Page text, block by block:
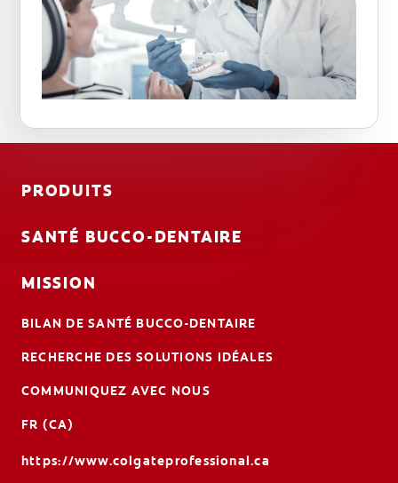
PRODUITS
SANTÉ BUCCO-DENTAIRE
MISSION
BILAN DE SANTÉ BUCCO-DENTAIRE
RECHERCHE DES SOLUTIONS IDÉALES
COMMUNIQUEZ AVEC NOUS
FR (CA)
https://www.colgateprofessional.ca